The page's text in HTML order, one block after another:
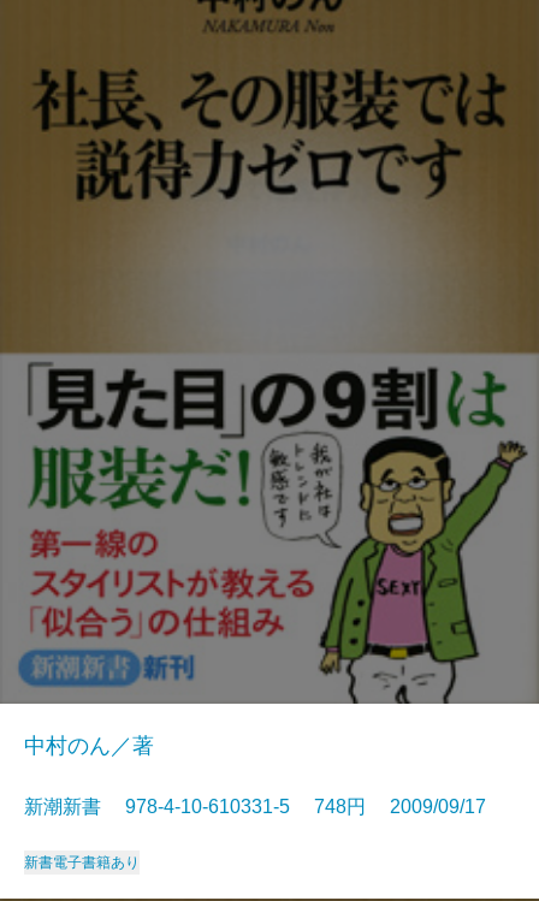
中村のん／著
新潮新書 978-4-10-610331-5 748円 2009/09/17
新書電子書籍あり